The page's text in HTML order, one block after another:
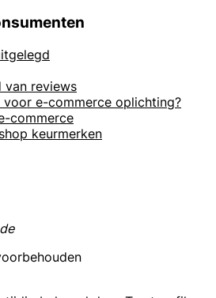
van reviews
e-commerce oplichting?
commerce
keurmerken